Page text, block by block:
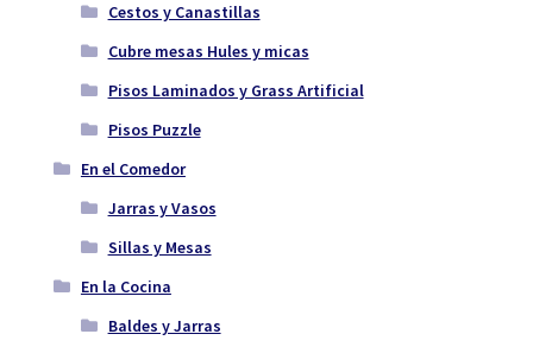
Cestos y Canastillas
Cubre mesas Hules y micas
Pisos Laminados y Grass Artificial
Pisos Puzzle
En el Comedor
Jarras y Vasos
Sillas y Mesas
En la Cocina
Baldes y Jarras